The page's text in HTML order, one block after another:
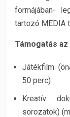
formájában-
tartozó MEDIA
Támogatás
Játékfilm
50 perc)
Kreatív
sorozatok)